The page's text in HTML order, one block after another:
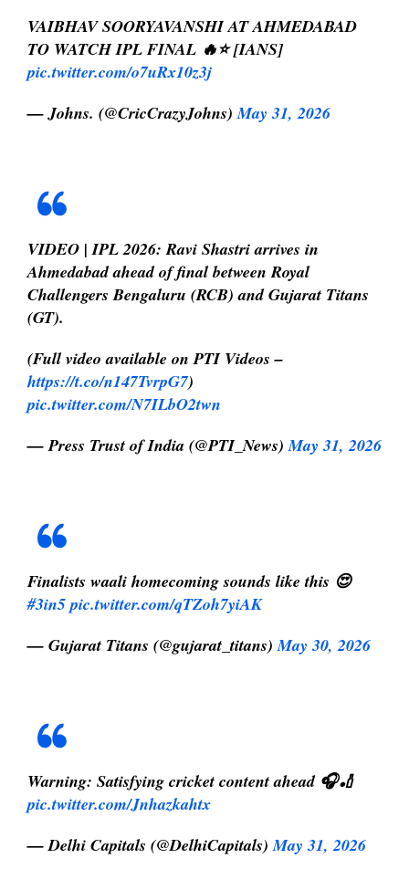
VAIBHAV SOORYAVANSHI AT AHMEDABAD
TO WATCH IPL FINAL 🔥⭐ [IANS]
pic.twitter.com/o7uRx10z3j
— Johns. (@CricCrazyJohns)May 31, 2026
VIDEO | IPL 2026: Ravi Shastri arrives in
Ahmedabad ahead of final between Royal
Challengers Bengaluru (RCB) and Gujarat Titans
(GT).
(Full video available on PTI Videos –
https://t.co/n147TvrpG7)
pic.twitter.com/N7ILbO2twn
— Press Trust of India (@PTI_News)May 31, 2026
Finalists waali homecoming sounds like this 😍
#3in5 pic.twitter.com/qTZoh7yiAK
— Gujarat Titans (@gujarat_titans)May 30, 2026
Warning: Satisfying cricket content ahead 🎧🏏
pic.twitter.com/Jnhazkahtx
— Delhi Capitals (@DelhiCapitals)May 31, 2026